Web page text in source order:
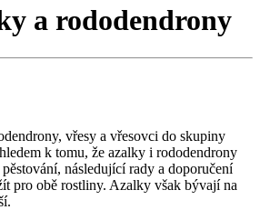
a rododendrony
vřesy a vřesovci do skupiny
k tomu, že azalky i rododendrony
následující rady a doporučení
pro obě rostliny. Azalky však bývají na